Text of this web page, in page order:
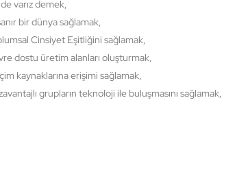
varız demek,
bir dünya sağlamak,
Cinsiyet Eşitliğini sağlamak,
dostu üretim alanları oluşturmak,
kaynaklarına erişimi sağlamak,
grupların teknoloji ile buluşmasını sağlamak,